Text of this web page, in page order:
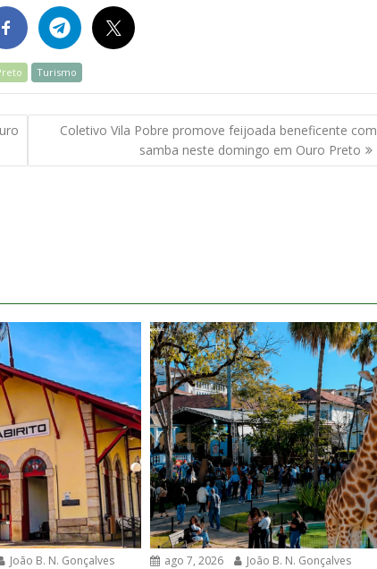
Turismo
Coletivo Vila Pobre promove feijoada beneficente com
samba neste domingo em Ouro Preto
João B. N. Gonçalves
ago 7, 2026
João B. N. Gonçalves